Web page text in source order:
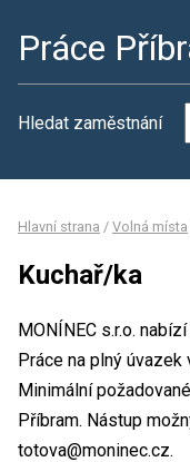
Práce
Hledat zaměstnání
Hlavní strana / Volná místa
Kuchař/ka
MONÍNEC s.r.o.
Práce na plný
Minimální
Příbram. Nástup
totova@moninec.cz.